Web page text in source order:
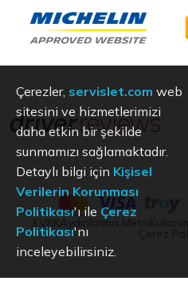
Aydınlatma Metni
Çerez
Çerezler, servislet.com web
sitesini ve hizmetlerimizi
daha etkin bir şekilde
sunmamızı sağlamaktadır.
Detaylı bilgi için Kişisel
Verilerin Korunması
Politikası'ı ile Çerez
Politikası'nı
inceleyebilirsiniz.